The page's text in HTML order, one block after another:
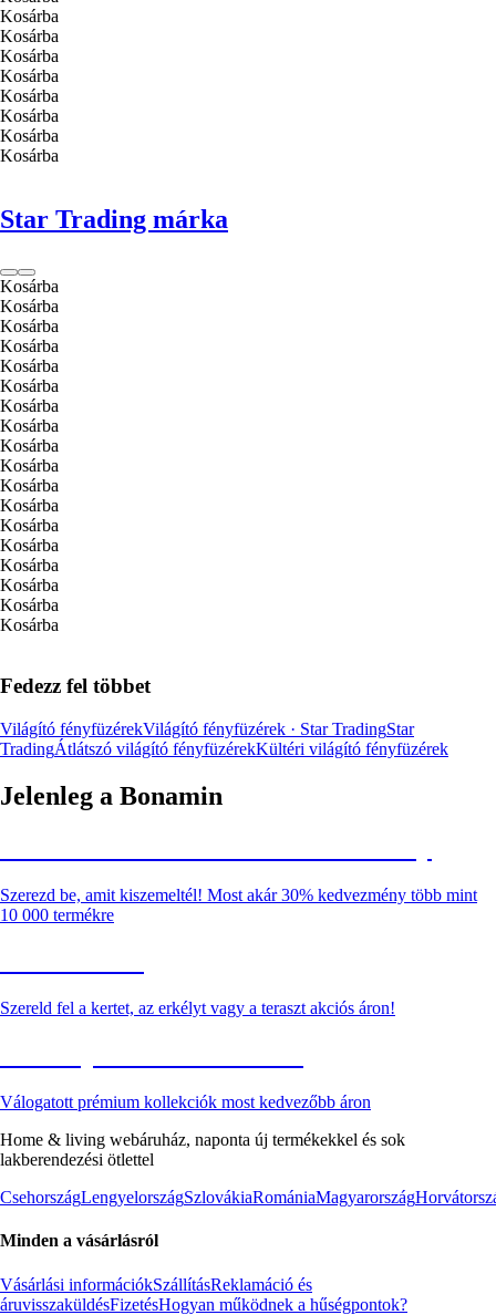
Kosárba
Kosárba
Kosárba
Kosárba
Kosárba
Kosárba
Kosárba
Kosárba
Star Trading márka
Kosárba
Kosárba
Kosárba
Kosárba
Kosárba
Kosárba
Kosárba
Kosárba
Kosárba
Kosárba
Kosárba
Kosárba
Kosárba
Kosárba
Kosárba
Kosárba
Kosárba
Kosárba
Fedezz fel többet
Világító fényfüzérekVilágító fényfüzérek · Star TradingStar
TradingÁtlátszó világító fényfüzérekKültéri világító fényfüzérek
Jelenleg a Bonamin
Szerezd be, amit kiszemeltél! Most akár 30% kedvezmény több mint
10 000 termékre
Szereld fel a kertet, az erkélyt vagy a teraszt akciós áron!
Válogatott prémium kollekciók most kedvezőbb áron
Home & living webáruház, naponta új termékekkel és sok
lakberendezési ötlettel
CsehországLengyelországSzlovákiaRomániaMagyarország
Minden a vásárlásról
Vásárlási információkSzállításReklamáció és
áruvisszaküldésFizetésHogyan működnek a hűségpontok?